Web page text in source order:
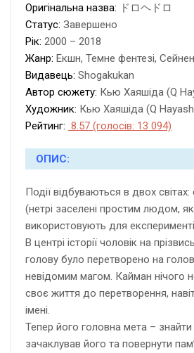
Оригінальна назва: ドロヘドロ
Статус: Завершено
Рік: 2000 – 2018
Жанр: Екшн, Темне фентезі, Сейнен
Видавець: Shogakukan
Автор сюжету: Кью Хаяшіда (Q
Художник: Кью Хаяшіда (Q
Рейтинг: 8.57 (голосів: 13 094)
ОПИС:
Події відбуваються в двох світах:
(нетрі заселені простим людом,
використовують для
В центрі історії чоловік на
голову було перетворено на
невідомим магом. Кайман нічого
своє життя до перетворення,
імені.
Тепер його головна мета –
зачаклував його та повернути